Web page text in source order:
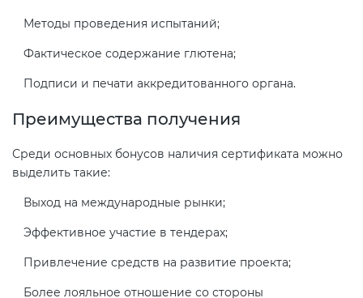
Методы проведения испытаний;
Фактическое содержание глютена;
Подписи и печати аккредитованного органа.
Преимущества получения
Среди основных бонусов наличия сертификата можно
выделить такие:
Выход на международные рынки;
Эффективное участие в тендерах;
Привлечение средств на развитие проекта;
Более лояльное отношение со стороны